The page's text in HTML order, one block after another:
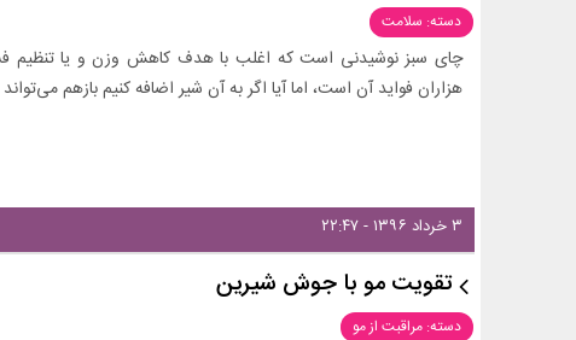
دسته: سلامت
چای سبز نوشیدنی است که اغلب با هدف کاهش وزن و یا تنظیم
هزاران فواید آن است، اما آیا اگر به آن شیر اضافه کنیم بازهم
۳ خرداد ۱۳۹۶ - ۲۲:۴۷
تقویت مو با جوش شیرین
دسته: مراقبت از مو